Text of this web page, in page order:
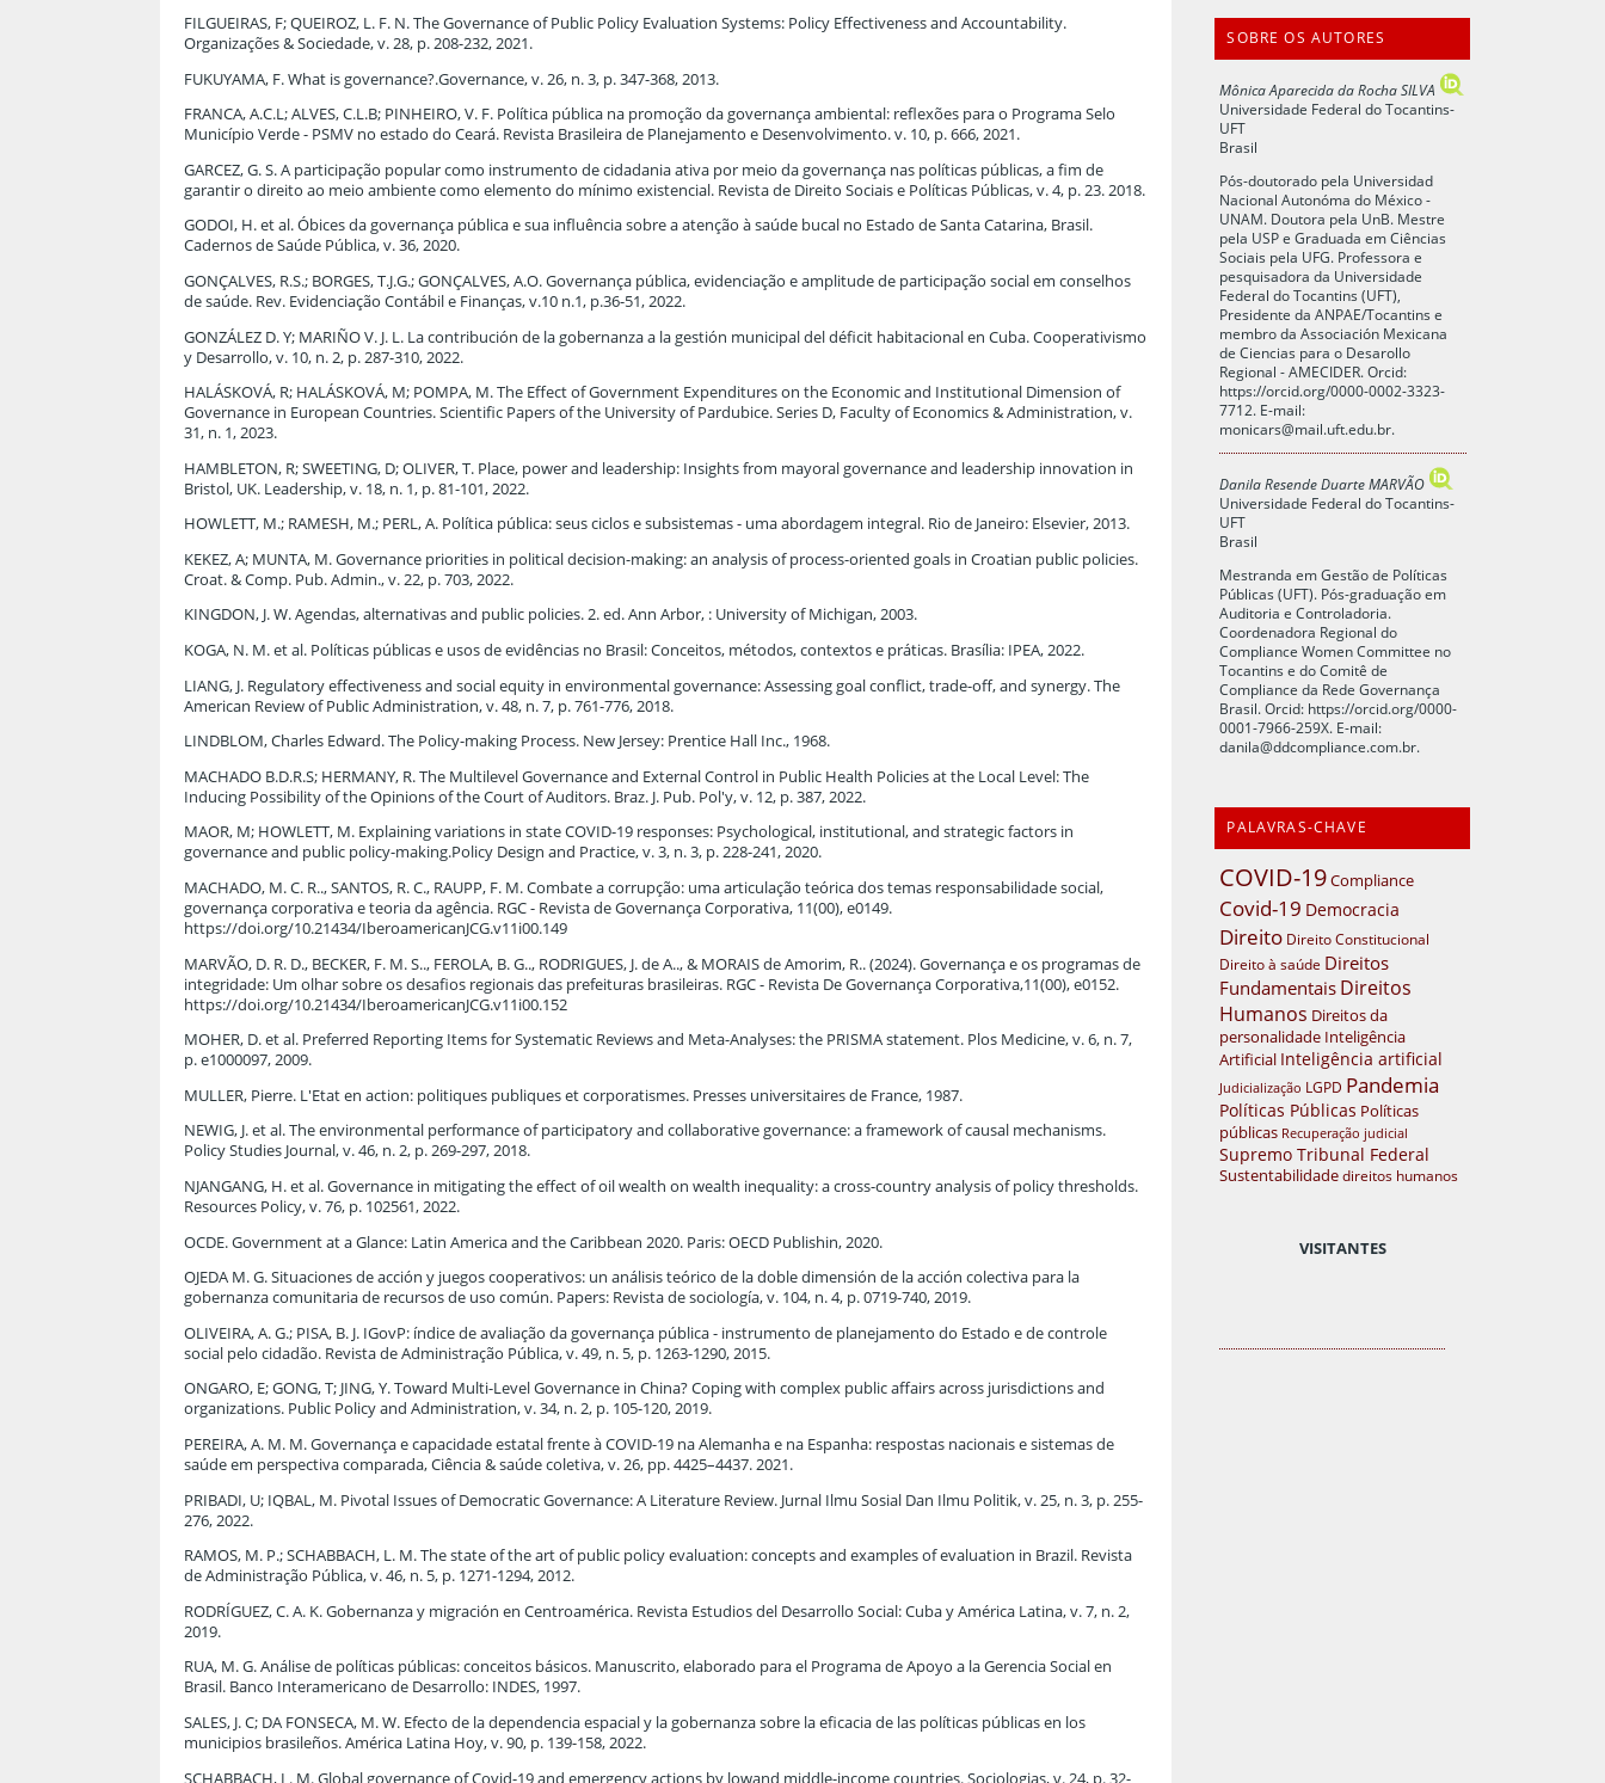
SOBRE OS AUTORES
Mônica Aparecida da Rocha SILVA
Universidade Federal do Tocantins-
UFT
Brasil
Pós-doutorado pela Universidad
Nacional Autonóma do México -
UNAM. Doutora pela UnB. Mestre
pela USP e Graduada em Ciências
Sociais pela UFG. Professora e
pesquisadora da Universidade
Federal do Tocantins (UFT),
Presidente da ANPAE/Tocantins e
membro da Associación Mexicana
de Ciencias para o Desarollo
Regional - AMECIDER. Orcid:
https://orcid.org/0000-0002-3323-
7712. E-mail:
monicars@mail.uft.edu.br.
Danila Resende Duarte MARVÃO
Universidade Federal do Tocantins-
UFT
Brasil
Mestranda em Gestão de Políticas
Públicas (UFT). Pós-graduação em
Auditoria e Controladoria.
Coordenadora Regional do
Compliance Women Committee no
Tocantins e do Comitê de
Compliance da Rede Governança
Brasil. Orcid: https://orcid.org/0000-
0001-7966-259X. E-mail:
danila@ddcompliance.com.br.
PALAVRAS-CHAVE
COVID-19Compliance
Covid-19 Democracia
Direito Direito Constitucional
Direito à saúde Direitos
Fundamentais Direitos
Humanos Direitos da
personalidade Inteligência
Artificial Inteligência artificial
Judicialização LGPD Pandemia
Políticas Públicas Políticas
públicas Recuperação judicial
Supremo Tribunal Federal
Sustentabilidade direitos humanos
VISITANTES
FILGUEIRAS, F; QUEIROZ, L. F. N. The Governance of Public Policy Evaluation Systems: Policy Effectiveness and Accountability.
Organizações & Sociedade, v. 28, p. 208-232, 2021.
FUKUYAMA, F. What is governance?.Governance, v. 26, n. 3, p. 347-368, 2013.
FRANCA, A.C.L; ALVES, C.L.B; PINHEIRO, V. F. Política pública na promoção da governança ambiental: reflexões para o Programa Selo
Município Verde - PSMV no estado do Ceará. Revista Brasileira de Planejamento e Desenvolvimento. v. 10, p. 666, 2021.
GARCEZ, G. S. A participação popular como instrumento de cidadania ativa por meio da governança nas políticas públicas, a fim de
garantir o direito ao meio ambiente como elemento do mínimo existencial. Revista de Direito Sociais e Políticas Públicas, v. 4, p. 23. 2018.
GODOI, H. et al. Óbices da governança pública e sua influência sobre a atenção à saúde bucal no Estado de Santa Catarina, Brasil.
Cadernos de Saúde Pública, v. 36, 2020.
GONÇALVES, R.S.; BORGES, T.J.G.; GONÇALVES, A.O. Governança pública, evidenciação e amplitude de participação social em conselhos
de saúde. Rev. Evidenciação Contábil e Finanças, v.10 n.1, p.36-51, 2022.
GONZÁLEZ D. Y; MARIÑO V. J. L. La contribución de la gobernanza a la gestión municipal del déficit habitacional en Cuba. Cooperativismo
y Desarrollo, v. 10, n. 2, p. 287-310, 2022.
HALÁSKOVÁ, R; HALÁSKOVÁ, M; POMPA, M. The Effect of Government Expenditures on the Economic and Institutional Dimension of
Governance in European Countries. Scientific Papers of the University of Pardubice. Series D, Faculty of Economics & Administration, v.
31, n. 1, 2023.
HAMBLETON, R; SWEETING, D; OLIVER, T. Place, power and leadership: Insights from mayoral governance and leadership innovation in
Bristol, UK. Leadership, v. 18, n. 1, p. 81-101, 2022.
HOWLETT, M.; RAMESH, M.; PERL, A. Política pública: seus ciclos e subsistemas - uma abordagem integral. Rio de Janeiro: Elsevier, 2013.
KEKEZ, A; MUNTA, M. Governance priorities in political decision-making: an analysis of process-oriented goals in Croatian public policies.
Croat. & Comp. Pub. Admin., v. 22, p. 703, 2022.
KINGDON, J. W. Agendas, alternativas and public policies. 2. ed. Ann Arbor, : University of Michigan, 2003.
KOGA, N. M. et al. Políticas públicas e usos de evidências no Brasil: Conceitos, métodos, contextos e práticas. Brasília: IPEA, 2022.
LIANG, J. Regulatory effectiveness and social equity in environmental governance: Assessing goal conflict, trade-off, and synergy. The
American Review of Public Administration, v. 48, n. 7, p. 761-776, 2018.
LINDBLOM, Charles Edward. The Policy-making Process. New Jersey: Prentice Hall Inc., 1968.
MACHADO B.D.R.S; HERMANY, R. The Multilevel Governance and External Control in Public Health Policies at the Local Level: The
Inducing Possibility of the Opinions of the Court of Auditors. Braz. J. Pub. Pol'y, v. 12, p. 387, 2022.
MAOR, M; HOWLETT, M. Explaining variations in state COVID-19 responses: Psychological, institutional, and strategic factors in
governance and public policy-making.Policy Design and Practice, v. 3, n. 3, p. 228-241, 2020.
MACHADO, M. C. R.., SANTOS, R. C., RAUPP, F. M. Combate a corrupção: uma articulação teórica dos temas responsabilidade social,
governança corporativa e teoria da agência. RGC - Revista de Governança Corporativa, 11(00), e0149.
https://doi.org/10.21434/IberoamericanJCG.v11i00.149
MARVÃO, D. R. D., BECKER, F. M. S.., FEROLA, B. G.., RODRIGUES, J. de A.., & MORAIS de Amorim, R.. (2024). Governança e os programas de
integridade: Um olhar sobre os desafios regionais das prefeituras brasileiras. RGC - Revista De Governança Corporativa,11(00), e0152.
https://doi.org/10.21434/IberoamericanJCG.v11i00.152
MOHER, D. et al. Preferred Reporting Items for Systematic Reviews and Meta-Analyses: the PRISMA statement. Plos Medicine, v. 6, n. 7,
p. e1000097, 2009.
MULLER, Pierre. L'Etat en action: politiques publiques et corporatismes. Presses universitaires de France, 1987.
NEWIG, J. et al. The environmental performance of participatory and collaborative governance: a framework of causal mechanisms.
Policy Studies Journal, v. 46, n. 2, p. 269-297, 2018.
NJANGANG, H. et al. Governance in mitigating the effect of oil wealth on wealth inequality: a cross-country analysis of policy thresholds.
Resources Policy, v. 76, p. 102561, 2022.
OCDE. Government at a Glance: Latin America and the Caribbean 2020. Paris: OECD Publishin, 2020.
OJEDA M. G. Situaciones de acción y juegos cooperativos: un análisis teórico de la doble dimensión de la acción colectiva para la
gobernanza comunitaria de recursos de uso común. Papers: Revista de sociología, v. 104, n. 4, p. 0719-740, 2019.
OLIVEIRA, A. G.; PISA, B. J. IGovP: índice de avaliação da governança pública - instrumento de planejamento do Estado e de controle
social pelo cidadão. Revista de Administração Pública, v. 49, n. 5, p. 1263-1290, 2015.
ONGARO, E; GONG, T; JING, Y. Toward Multi-Level Governance in China? Coping with complex public affairs across jurisdictions and
organizations. Public Policy and Administration, v. 34, n. 2, p. 105-120, 2019.
PEREIRA, A. M. M. Governança e capacidade estatal frente à COVID-19 na Alemanha e na Espanha: respostas nacionais e sistemas de
saúde em perspectiva comparada, Ciência & saúde coletiva, v. 26, pp. 4425–4437. 2021.
PRIBADI, U; IQBAL, M. Pivotal Issues of Democratic Governance: A Literature Review. Jurnal Ilmu Sosial Dan Ilmu Politik, v. 25, n. 3, p. 255-
276, 2022.
RAMOS, M. P.; SCHABBACH, L. M. The state of the art of public policy evaluation: concepts and examples of evaluation in Brazil. Revista
de Administração Pública, v. 46, n. 5, p. 1271-1294, 2012.
RODRÍGUEZ, C. A. K. Gobernanza y migración en Centroamérica. Revista Estudios del Desarrollo Social: Cuba y América Latina, v. 7, n. 2,
2019.
RUA, M. G. Análise de políticas públicas: conceitos básicos. Manuscrito, elaborado para el Programa de Apoyo a la Gerencia Social en
Brasil. Banco Interamericano de Desarrollo: INDES, 1997.
SALES, J. C; DA FONSECA, M. W. Efecto de la dependencia espacial y la gobernanza sobre la eficacia de las políticas públicas en los
municipios brasileños. América Latina Hoy, v. 90, p. 139-158, 2022.
SCHABBACH, L. M. Global governance of Covid-19 and emergency actions by lowand middle-income countries. Sociologias, v. 24, p. 32-